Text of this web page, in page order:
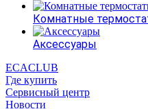
Комнатные
Аксессуары
ECACLUB
Где купить
Сервисный центр
Новости